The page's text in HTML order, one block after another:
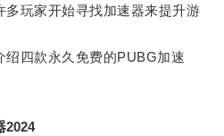
玩家开始寻找加速器来提升游
四款永久免费的PUBG加速
2024